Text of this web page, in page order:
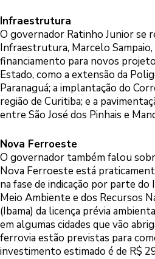
Infraestrutura
O governador Ratinho Junior se
Infraestrutura, Marcelo Sampaio,
financiamento para novos
Estado, como a extensão da
Paranaguá; a implantação do
região de Curitiba; e a
entre São José dos Pinhais e
Nova Ferroeste
O governador também falou
Nova Ferroeste está
na fase de indicação por parte
Meio Ambiente e dos Recursos
(Ibama) da licença prévia
em algumas cidades que vão
ferrovia estão previstas para
investimento estimado é de R$